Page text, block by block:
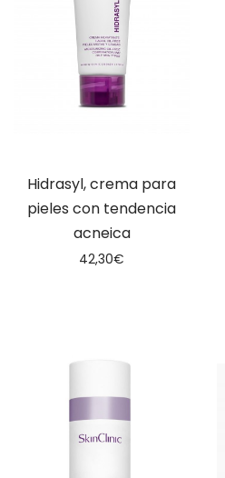
Hidrasyl, crema para
pieles con tendencia
acneica
42,30€